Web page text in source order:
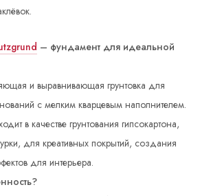
– фундамент для идеальной
и выравнивающая грунтовка для
с мелким кварцевым наполнителем.
в качестве грунтования гипсокартона,
для креативных покрытий, создания
для интерьера.